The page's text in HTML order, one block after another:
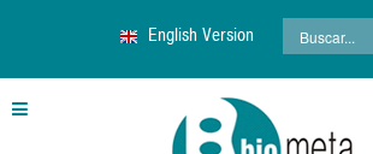
English Version